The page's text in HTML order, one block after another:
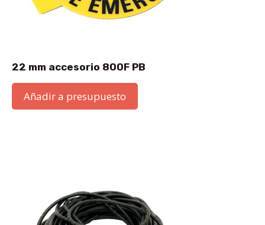
22 mm accesorio 800F PB
Añadir a presupuesto